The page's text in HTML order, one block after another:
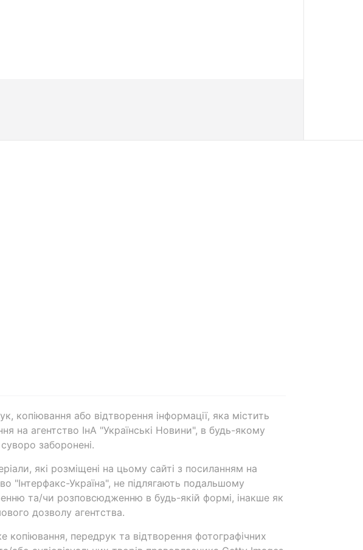
копіювання або відтворення інформації, яка містить
на агентство ІнА "Українські Новини", в будь-якому
суворо заборонені.
які розміщені на цьому сайті з посиланням на
"Інтерфакс-Україна", не підлягають подальшому
та/чи розповсюдженню в будь-якій формі, інакше як
дозволу агентства.
копіювання, передрук та відтворення фотографічних